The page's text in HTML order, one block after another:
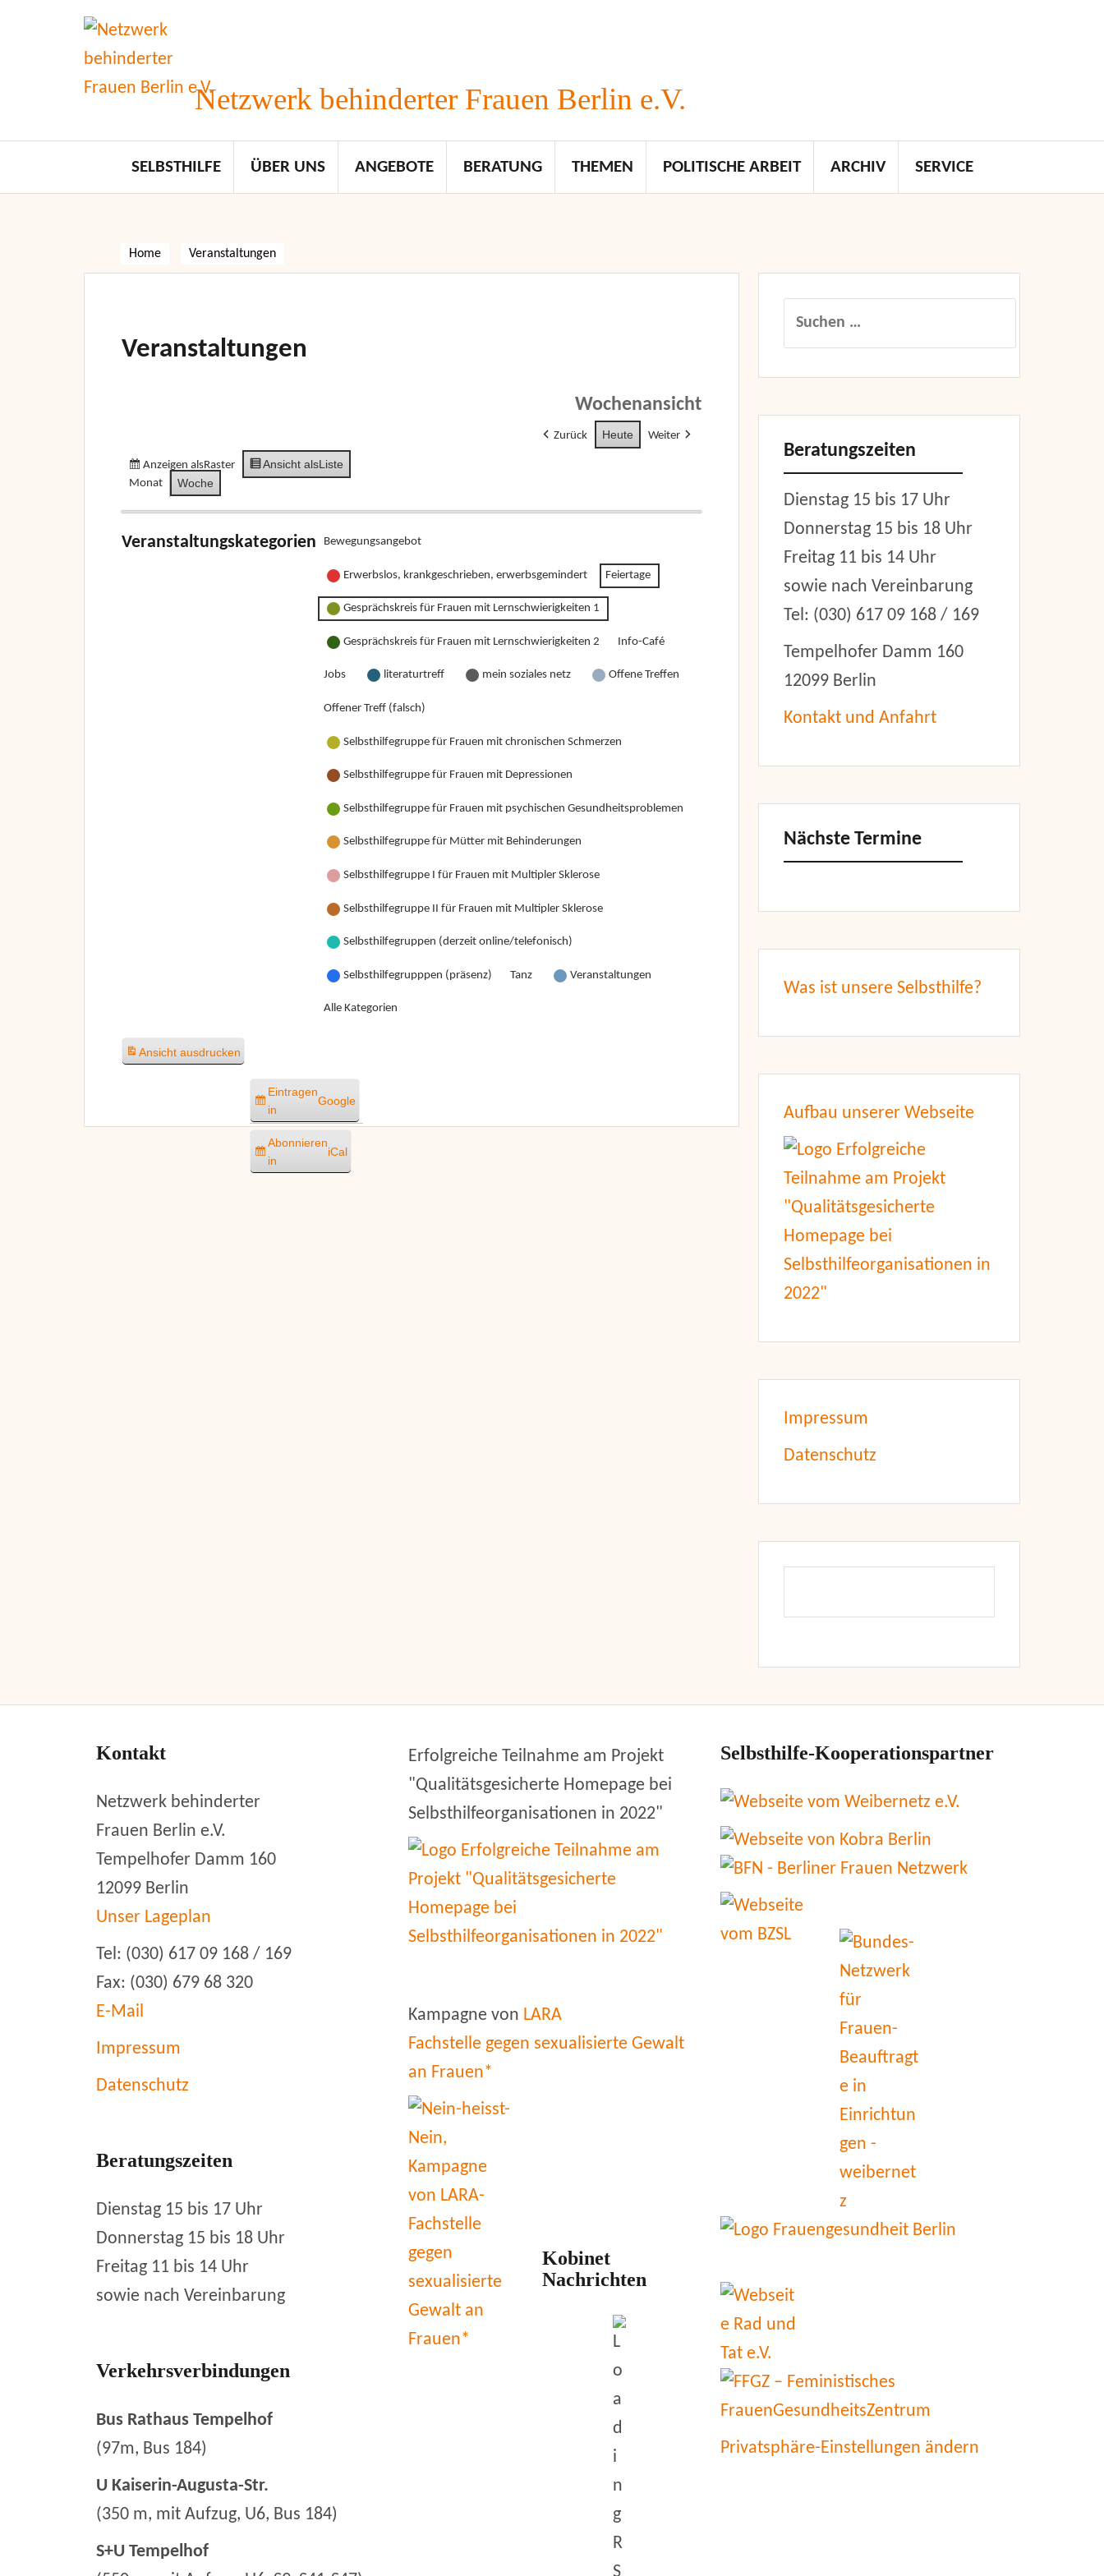
Netzwerk behinderter Frauen Berlin e.V.
SELBSTHILFE ÜBER UNS ANGEBOTE BERATUNG THEMEN POLITISCHE ARBEIT ARCHIV SERVICE
Home Veranstaltungen
Veranstaltungen
Wochenansicht
Anzeigen alsRaster Ansicht alsListe
Monat Woche
Zurück Heute Weiter
Veranstaltungskategorien Bewegungsangebot
Erwerbslos, krankgeschrieben, erwerbsgemindert Feiertage
Gesprächskreis für Frauen mit Lernschwierigkeiten 1
Gesprächskreis für Frauen mit Lernschwierigkeiten 2 Info-Café
Jobs literaturtreff mein soziales netz Offene Treffen
Offener Treff (falsch)
Selbsthilfegruppe für Frauen mit chronischen Schmerzen
Selbsthilfegruppe für Frauen mit Depressionen
Selbsthilfegruppe für Frauen mit psychischen Gesundheitsproblemen
Selbsthilfegruppe für Mütter mit Behinderungen
Selbsthilfegruppe I für Frauen mit Multipler Sklerose
Selbsthilfegruppe II für Frauen mit Multipler Sklerose
Selbsthilfegruppen (derzeit online/telefonisch)
Selbsthilfegrupppen (präsenz) Tanz Veranstaltungen
Alle Kategorien
Ansicht ausdrucken
Eintragen
in
Google
Abonnieren
in
iCal
Suchen
Beratungszeiten
Dienstag 15 bis 17 Uhr
Donnerstag 15 bis 18 Uhr
Freitag 11 bis 14 Uhr
sowie nach Vereinbarung
Tel: (030) 617 09 168 / 169
Tempelhofer Damm 160
12099 Berlin
Kontakt und Anfahrt
Nächste Termine
Was ist unsere Selbsthilfe?
Aufbau unserer Webseite
Impressum
Datenschutz
Kontakt
Netzwerk behinderter
Frauen Berlin e.V.
Tempelhofer Damm 160
12099 Berlin
Unser Lageplan
Tel: (030) 617 09 168 / 169
Fax: (030) 679 68 320
E-Mail
Impressum
Datenschutz
Beratungszeiten
Dienstag 15 bis 17 Uhr
Donnerstag 15 bis 18 Uhr
Freitag 11 bis 14 Uhr
sowie nach Vereinbarung
Verkehrsverbindungen
Bus Rathaus Tempelhof
(97m, Bus 184)
U Kaiserin-Augusta-Str.
(350 m, mit Aufzug, U6, Bus 184)
S+U Tempelhof
Erfolgreiche Teilnahme am Projekt
"Qualitätsgesicherte Homepage bei
Selbsthilfeorganisationen in 2022"
Kampagne von LARA
Fachstelle gegen sexualisierte Gewalt
an Frauen*
Kobinet
Nachrichten
Selbsthilfe-Kooperationspartner
Privatsphäre-Einstellungen ändern